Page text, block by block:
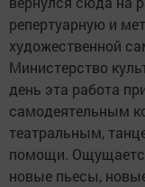
репертуарную и
художественной
Министерство
день эта работа
самодеятельным
театральным,
помощи.
новые пьесы,